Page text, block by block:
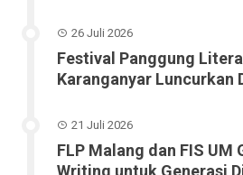
26 Juli 2026
Festival Panggung
Karanganyar Luncurkan
21 Juli 2026
FLP Malang dan FIS UM
Writing untuk Generasi